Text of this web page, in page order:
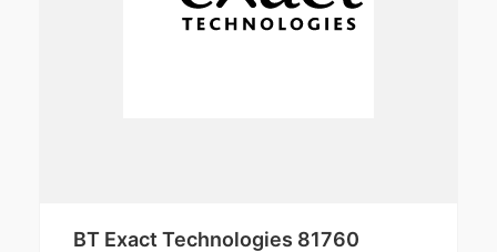
BT Exact Technologies 81760